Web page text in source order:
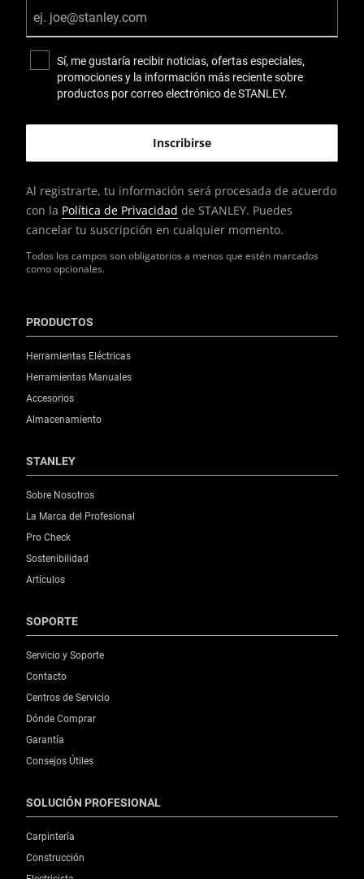
Todos los campos son obligatorios a menos que estén marcados
como opcionales.
Sí, me gustaría recibir noticias, ofertas especiales,
promociones y la información más reciente sobre
productos por correo electrónico de STANLEY.
Al registrarte, tu información será procesada de acuerdo
con la Política de Privacidad de STANLEY. Puedes
cancelar tu suscripción en cualquier momento.
PRODUCTOS
Herramientas Eléctricas
Herramientas Manuales
Accesorios
Almacenamiento
STANLEY
Sobre Nosotros
La Marca del Profesional
Pro Check
Sostenibilidad
Artículos
SOPORTE
Servicio y Soporte
Contacto
Centros de Servicio
Dónde Comprar
Garantía
Consejos Útiles
SOLUCIÓN PROFESIONAL
Carpintería
Construcción